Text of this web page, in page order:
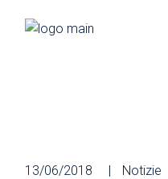
13/06/2018 Notizie